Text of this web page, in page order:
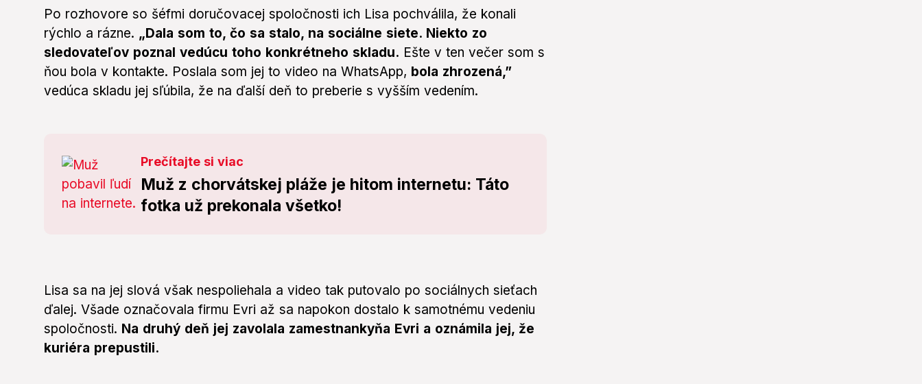
Po rozhovore so šéfmi doručovacej spoločnosti ich Lisa pochválila, že konali
rýchlo a rázne. „Dala som to, čo sa stalo, na sociálne siete. Niekto zo
sledovateľov poznal vedúcu toho konkrétneho skladu. Ešte v ten večer som s
ňou bola v kontakte. Poslala som jej to video na WhatsApp, bola zhrozená,”
vedúca skladu jej sľúbila, že na ďalší deň to preberie s vyšším vedením.
Prečítajte si viac
Muž z chorvátskej pláže je hitom internetu: Táto
fotka už prekonala všetko!
Lisa sa na jej slová však nespoliehala a video tak putovalo po sociálnych sieťach
ďalej. Všade označovala firmu Evri až sa napokon dostalo k samotnému vedeniu
spoločnosti. Na druhý deň jej zavolala zamestnankyňa Evri a oznámila jej, že
kuriéra prepustili.